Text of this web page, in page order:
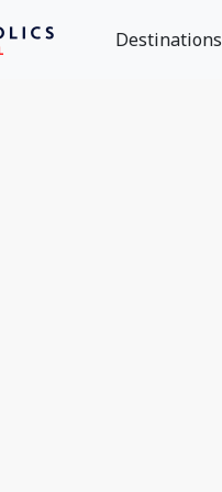
Destinations